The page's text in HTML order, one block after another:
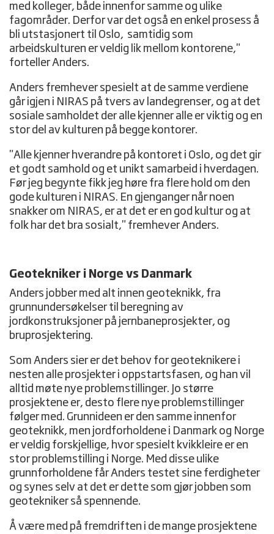
med kolleger, både innenfor samme og ulike
fagområder. Derfor var det også en enkel prosess å
bli utstasjonert til Oslo, samtidig som
arbeidskulturen er veldig lik mellom kontorene,"
forteller Anders.
Anders fremhever spesielt at de samme verdiene
går igjen i NIRAS på tvers av landegrenser, og at det
sosiale samholdet der alle kjenner alle er viktig og en
stor del av kulturen på begge kontorer.
"Alle kjenner hverandre på kontoret i Oslo, og det gir
et godt samhold og et unikt samarbeid i hverdagen.
Før jeg begynte fikk jeg høre fra flere hold om den
gode kulturen i NIRAS. En gjenganger når noen
snakker om NIRAS, er at det er en god kultur og at
folk har det bra sosialt," fremhever Anders.
Geotekniker i Norge vs Danmark
Anders jobber med alt innen geoteknikk, fra
grunnundersøkelser til beregning av
jordkonstruksjoner på jernbaneprosjekter, og
bruprosjektering.
Som Anders sier er det behov for geoteknikere i
nesten alle prosjekter i oppstartsfasen, og han vil
alltid møte nye problemstillinger. Jo større
prosjektene er, desto flere nye problemstillinger
følger med. Grunnideen er den samme innenfor
geoteknikk, men jordforholdene i Danmark og Norge
er veldig forskjellige, hvor spesielt kvikkleire er en
stor problemstilling i Norge. Med disse ulike
grunnforholdene får Anders testet sine ferdigheter
og synes selv at det er dette som gjør jobben som
geotekniker så spennende.
Å være med på fremdriften i de mange prosjektene